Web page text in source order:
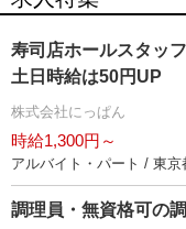
寿司店ホールスタッ
土日時給は50円UP
株式会社にっぱん
時給1,300円～
アルバイト・パート / 東京
調理員・無資格可の